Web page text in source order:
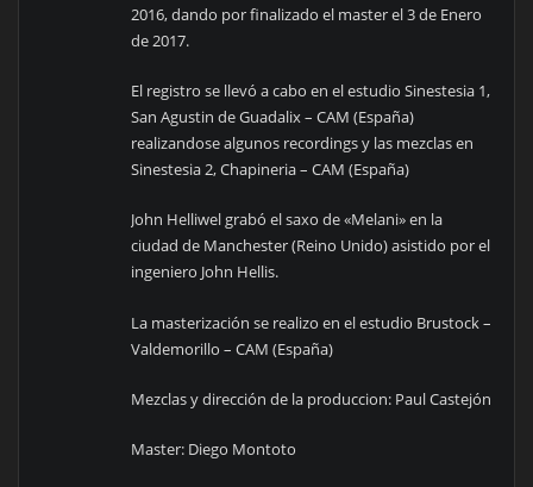
2016, dando por finalizado el master el 3 de Enero
de 2017.
El registro se llevó a cabo en el estudio Sinestesia 1,
San Agustin de Guadalix – CAM (España)
realizandose algunos recordings y las mezclas en
Sinestesia 2, Chapineria – CAM (España)
John Helliwel grabó el saxo de «Melani» en la
ciudad de Manchester (Reino Unido) asistido por el
ingeniero John Hellis.
La masterización se realizo en el estudio Brustock –
Valdemorillo – CAM (España)
Mezclas y dirección de la produccion: Paul Castejón
Master: Diego Montoto